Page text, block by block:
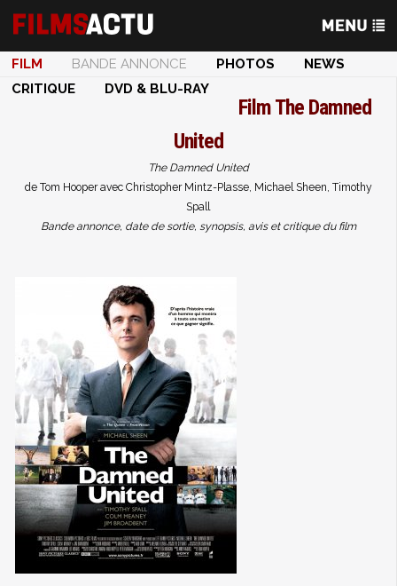
FILM BANDE ANNONCE PHOTOS
NEWS
CRITIQUE
DVD & BLU-RAY
FilmThe Damned
United
The Damned United
de Tom Hooper avec Christopher Mintz-Plasse, Michael Sheen, Timothy
Spall
Bande annonce, date de sortie, synopsis, avis et critique du film